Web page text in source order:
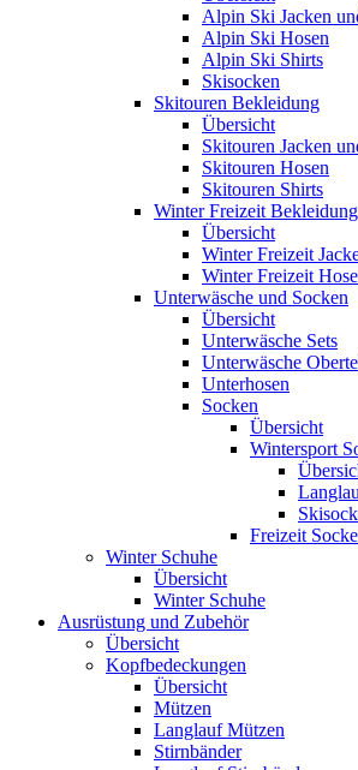
Alpin Ski Jacken
Alpin Ski Hosen
Alpin Ski Shirts
Skisocken
Skitouren Bekleidung
Übersicht
Skitouren Jacken
Skitouren Hosen
Skitouren Shirts
Winter Freizeit Bekleidung
Übersicht
Winter Freizeit
Winter Freizeit
Unterwäsche und Socken
Übersicht
Unterwäsche Sets
Unterwäsche
Unterhosen
Socken
Übersicht
Wintersport
Freizeit
Winter Schuhe
Übersicht
Winter Schuhe
Ausrüstung und Zubehör
Übersicht
Kopfbedeckungen
Übersicht
Mützen
Langlauf Mützen
Stirnbänder